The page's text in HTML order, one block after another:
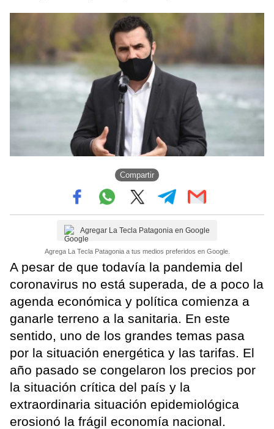
Compartir
Agregar La Tecla Patagonia en Google
Agrega La Tecla Patagonia a tus medios preferidos en Google.
A pesar de que todavía la pandemia del
coronavirus no está superada, de a poco la
agenda económica y política comienza a
ganarle terreno a la sanitaria. En este
sentido, uno de los grandes temas pasa
por la situación energética y las tarifas. El
año pasado se congelaron los precios por
la situación crítica del país y la
extraordinaria situación epidemiológica
erosionó la frágil economía nacional.